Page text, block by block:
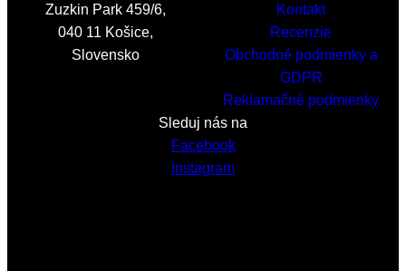
Zuzkin Park 459/6,
040 11 Košice,
Slovensko
Kontakt
Recenzie
Obchodné podmienky a
GDPR
Reklamačné podmienky
Sleduj nás na
Facebook
Instagram